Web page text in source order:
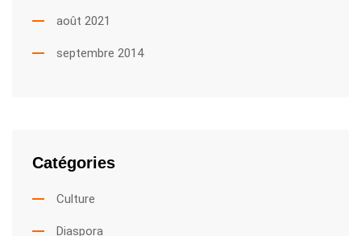
août 2021
septembre 2014
Catégories
Culture
Diaspora